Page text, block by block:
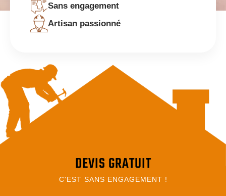
Sans engagement
Artisan passionné
DEVIS GRATUIT
C'EST SANS ENGAGEMENT !